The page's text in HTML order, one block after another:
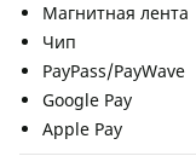
Магнитная лента
Чип
PayPass/PayWave
Google Pay
Apple Pay